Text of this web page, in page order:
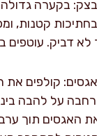
בקערה גדולה
קטנות,
דביק. עוטפים
קולפים את
על להבה